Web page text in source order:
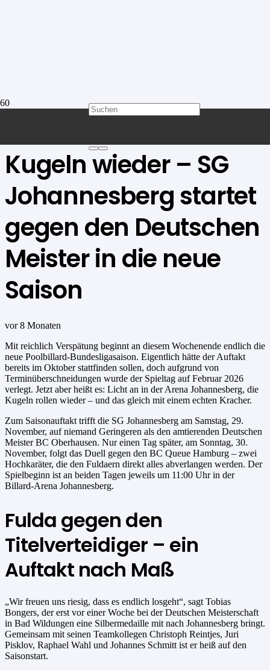
Kugeln wieder – SG
Johannesberg startet
gegen den Deutschen
Meister in die neue
Saison
vor 8 Monaten
Mit reichlich Verspätung beginnt an diesem Wochenende endlich die
neue Poolbillard-Bundesligasaison. Eigentlich hätte der Auftakt
bereits im Oktober stattfinden sollen, doch aufgrund von
Terminüberschneidungen wurde der Spieltag auf Februar 2026
verlegt. Jetzt aber heißt es: Licht an in der Arena Johannesberg, die
Kugeln rollen wieder – und das gleich mit einem echten Kracher.
Zum Saisonauftakt trifft die SG Johannesberg am Samstag, 29.
November, auf niemand Geringeren als den amtierenden Deutschen
Meister BC Oberhausen. Nur einen Tag später, am Sonntag, 30.
November, folgt das Duell gegen den BC Queue Hamburg – zwei
Hochkaräter, die den Fuldaern direkt alles abverlangen werden. Der
Spielbeginn ist an beiden Tagen jeweils um 11:00 Uhr in der
Billard-Arena Johannesberg.
Fulda gegen den
Titelverteidiger – ein
Auftakt nach Maß
„Wir freuen uns riesig, dass es endlich losgeht“, sagt Tobias
Bongers, der erst vor einer Woche bei der Deutschen Meisterschaft
in Bad Wildungen eine Silbermedaille mit nach Johannesberg bringt.
Gemeinsam mit seinen Teamkollegen Christoph Reintjes, Juri
Pisklov, Raphael Wahl und Johannes Schmitt ist er heiß auf den
Saisonstart.